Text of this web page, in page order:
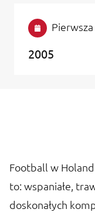
2005
Football w
to: wspaniałe,
doskonałych